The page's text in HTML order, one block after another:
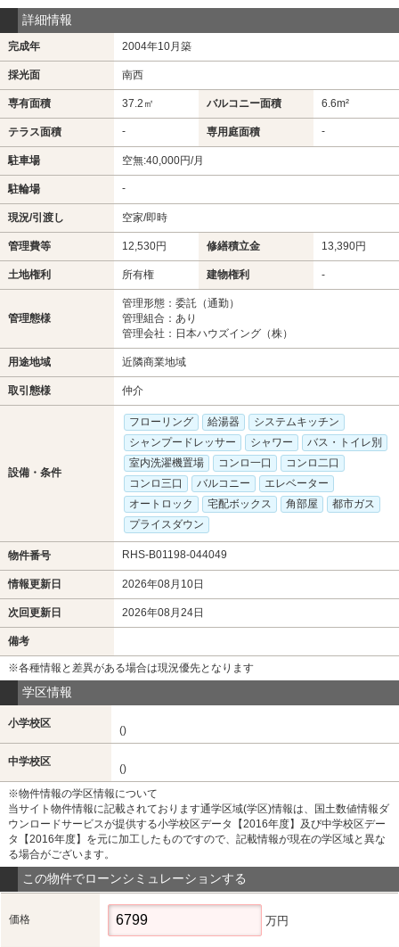
詳細情報
完成年 2004年10月築
採光面 南西
専有面積 37.2㎡ バルコニー面積 6.6m²
テラス面積 - 専用庭面積 -
駐車場 空無:40,000円/月
駐輪場 -
現況/引渡し 空家/即時
管理費等 12,530円 修繕積立金 13,390円
土地権利 所有権 建物権利 -
管理態様
管理形態：委託（通勤）
管理組合：あり
管理会社：日本ハウズイング（株）
用途地域 近隣商業地域
取引態様 仲介
設備・条件
フローリング 給湯器
システムキッチン
シャンプードレッサー
シャワー
バス・トイレ別
室内洗濯機置場
コンロ一口
コンロ二口
コンロ三口
バルコニー
エレベーター
オートロック
宅配ボックス 角部屋
都市ガス
プライスダウン
物件番号 RHS-B01198-044049
情報更新日 2026年08月10日
次回更新日 2026年08月24日
備考
※各種情報と差異がある場合は現況優先となります
学区情報
小学校区
()
中学校区
()
※物件情報の学区情報について
当サイト物件情報に記載されております通学区域(学区)情報は、国土数値情報ダ
ウンロードサービスが提供する小学校区データ【2016年度】及び中学校区デー
タ【2016年度】を元に加工したものですので、記載情報が現在の学区域と異な
る場合がございます。
この物件でローンシミュレーションする
価格 万円